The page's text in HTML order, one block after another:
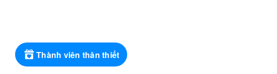
Thành viên thân thiết